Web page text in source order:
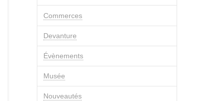
Commerces
Devanture
Évènements
Musée
Nouveautés